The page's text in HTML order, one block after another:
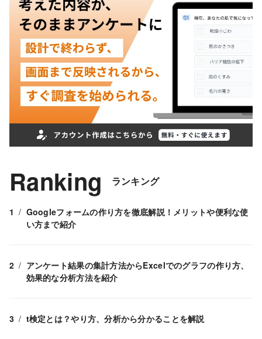
Ranking ランキング
Googleフォームの作り方を徹底解説！メリットや便利な使
い方まで紹介
アンケート結果の集計方法からExcelでのグラフの作り方、
効果的な分析方法を紹介
t検定とは？やり方、分析から分かることを解説